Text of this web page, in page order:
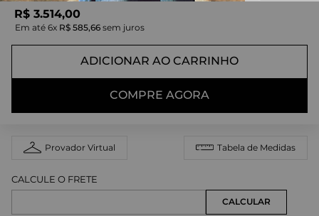
R$ 3.514,00
Em até 6x R$ 585,66 sem juros
ADICIONAR AO CARRINHO
COMPRE AGORA
Provador Virtual Tabela de Medidas